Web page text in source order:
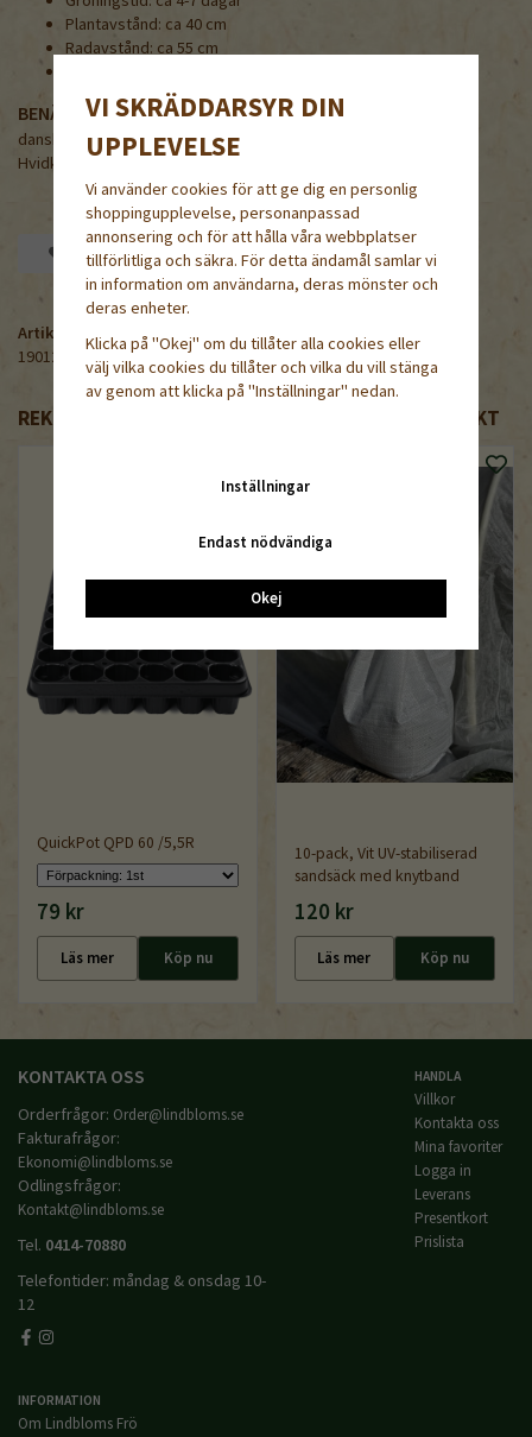
Plantavstånd: ca 40 cm
Radavstånd: ca 55 cm
BENÄMNING PÅ NÅGRA ANDRA SPRÅK
danska/norska/finska/engelska/tyska
Hvidkål / Hvitkål / Keräkaali / White Cabbage / Weißkohl
Spara som favorit
Artikelnummer:
19012-0.1M
REKOMMENDERADE TILLBEHÖR TILL DENNA PRODUKT
QuickPot QPD 60 /5,5R
79 kr
Läs mer Köp nu
10-pack, Vit UV-stabiliserad
sandsäck med knytband
120 kr
Läs mer Köp nu
KONTAKTA OSS
Orderfrågor: Order@lindbloms.se
Fakturafrågor:
Ekonomi@lindbloms.se
Odlingsfrågor:
Kontakt@lindbloms.se
Tel. 0414-70880
Telefontider: måndag & onsdag 10-
12
HANDLA
Villkor
Kontakta oss
Mina favoriter
Logga in
Leverans
Presentkort
Prislista
INFORMATION
Om Lindbloms Frö
VI SKRÄDDARSYR DIN
UPPLEVELSE
Vi använder cookies för att ge dig en personlig
shoppingupplevelse, personanpassad
annonsering och för att hålla våra webbplatser
tillförlitliga och säkra. För detta ändamål samlar vi
in information om användarna, deras mönster och
deras enheter.
Klicka på "Okej" om du tillåter alla cookies eller
välj vilka cookies du tillåter och vilka du vill stänga
av genom att klicka på "Inställningar" nedan.
Inställningar
Endast nödvändiga
Okej